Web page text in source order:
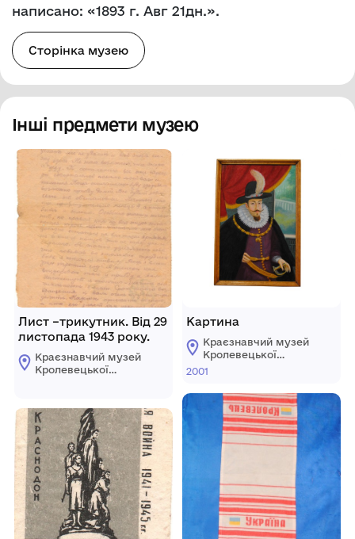
написано: «1893 г. Авг 21дн.».
Сторінка музею
Інші предмети музею
Лист –трикутник. Від 29
листопада 1943 року.
Краєзнавчий музей
Кролевецької
Картина
Краєзнавчий музей
Кролевецької
міської ради
2001